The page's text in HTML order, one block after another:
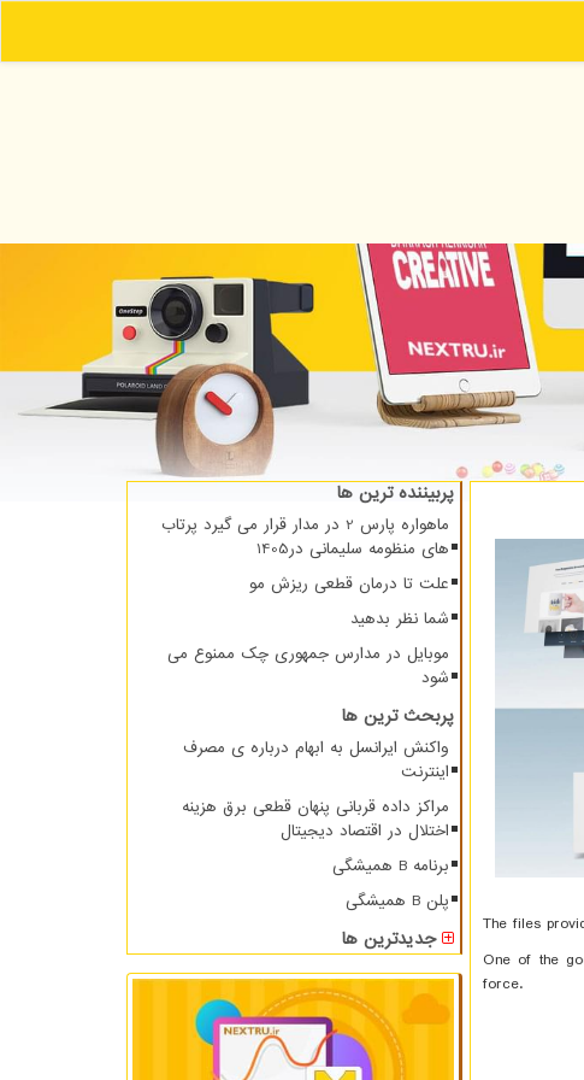
The files
One of the
force.
پربیننده ترین ها
ماهواره پارس 2 در مدار قرار می گیرد پرتاب
های منظومه سلیمانی در1405
علت تا درمان قطعی ریزش مو
شما نظر بدهید
موبایل در مدارس جمهوری چک ممنوع می
شود
پربحث ترین ها
واکنش ایرانسل به ابهام درباره ی مصرف
اینترنت
مراکز داده قربانی پنهان قطعی برق هزینه
اختلال در اقتصاد دیجیتال
برنامه B همیشگی
پلن B همیشگی
جدیدترین ها